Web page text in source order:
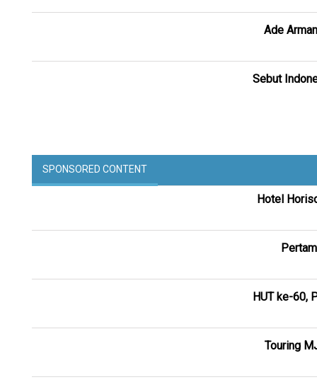
Ade
Sebut
SPONSORED CONTENT
Hotel
HUT ke-60,
Touring